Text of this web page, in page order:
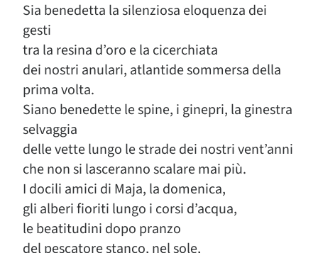
Sia benedetta la silenziosa eloquenza dei
gesti
tra la resina d’oro e la cicerchiata
dei nostri anulari, atlantide sommersa della
prima volta.
Siano benedette le spine, i ginepri, la ginestra
selvaggia
delle vette lungo le strade dei nostri vent’anni
che non si lasceranno scalare mai più.
I docili amici di Maja, la domenica,
gli alberi fioriti lungo i corsi d’acqua,
le beatitudini dopo pranzo
del pescatore stanco, nel sole,